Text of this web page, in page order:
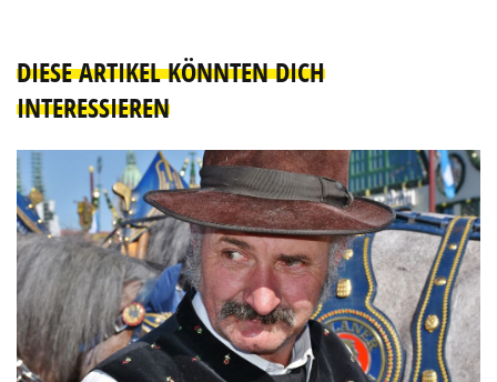
DIESE ARTIKEL KÖNNTEN DICH
INTERESSIEREN